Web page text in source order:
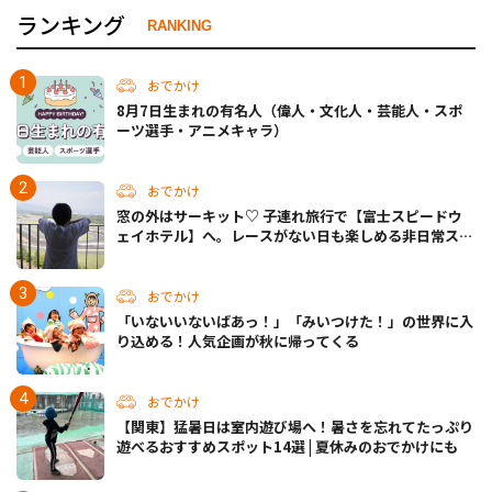
ランキング RANKING
おでかけ
8月7日生まれの有名人（偉人・文化人・芸能人・スポ
ーツ選手・アニメキャラ）
おでかけ
窓の外はサーキット♡ 子連れ旅行で【富士スピードウ
ェイホテル】へ。レースがない日も楽しめる非日常ステ
おでかけ
「いないいないばあっ！」「みいつけた！」の世界に入
り込める！人気企画が秋に帰ってくる
おでかけ
【関東】猛暑日は室内遊び場へ！暑さを忘れてたっぷり
遊べるおすすめスポット14選 | 夏休みのおでかけにも